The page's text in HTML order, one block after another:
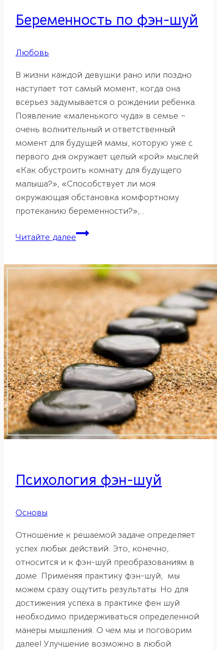
Беременность по фэн-шуй
Любовь
В жизни каждой девушки рано или поздно
наступает тот самый момент, когда она
всерьез задумывается о рождении ребенка.
Появление «маленького чуда» в семье –
очень волнительный и ответственный
момент для будущей мамы, которую уже с
первого дня окружает целый «рой» мыслей:
«Как обустроить комнату для будущего
малыша?», «Способствует ли моя
окружающая обстановка комфортному
протеканию беременности?»,…
Читайте далееБеременность
шуй
Психология фэн-шуй
Основы
Отношение к решаемой задаче определяет
успех любых действий. Это, конечно,
относится и к фэн-шуй преобразованиям в
доме. Применяя практику фэн-шуй, мы
можем сразу ощутить результаты. Но для
достижения успеха в практике фен шуй
необходимо придерживаться определенной
манеры мышления. О чем мы и поговорим
далее! Улучшение возможно в любой